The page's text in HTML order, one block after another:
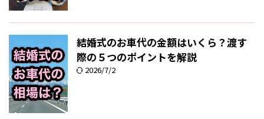
結婚式のお車代の金額はいくら？渡す
際の５つのポイントを解説
2026/7/2